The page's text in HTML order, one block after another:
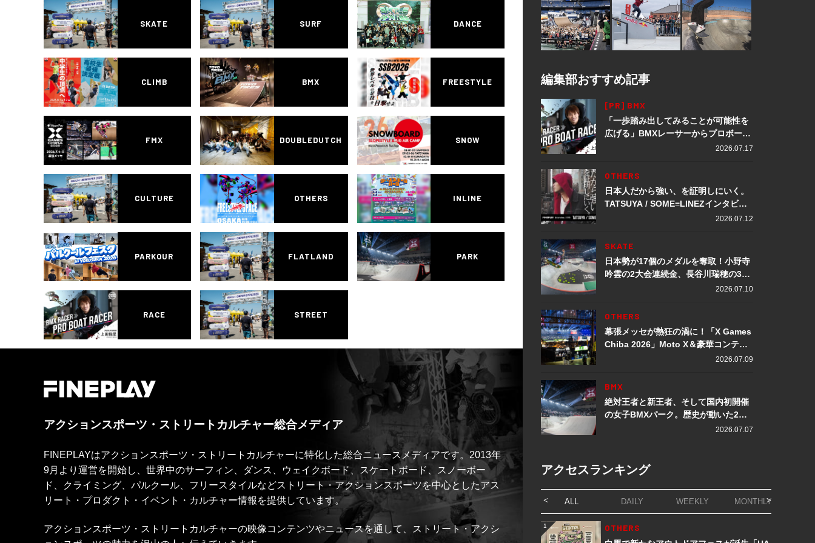
SKATE SURF DANCE
CLIMB BMX FREESTYLE
FMX DOUBLEDUTCH SNOW
CULTURE OTHERS INLINE
PARKOUR FLATLAND PARK
RACE STREET
アクションスポーツ・ストリートカルチャー総合メディア
FINEPLAYはアクションスポーツ・ストリートカルチャーに特化した総合ニュースメディアです。2013年
9月より運営を開始し、世界中のサーフィン、ダンス、ウェイクボード、スケートボード、スノーボー
ド、クライミング、パルクール、フリースタイルなどストリート・アクションスポーツを中心としたアス
リート・プロダクト・イベント・カルチャー情報を提供しています。
アクションスポーツ・ストリートカルチャーの映像コンテンツやニュースを通して、ストリート・アクシ
編集部おすすめ記事
[PR] BMX
「一歩踏み出してみることが可能性を
広げる」BMXレーサーからプロボート
レーサーへ転身。上田龍星が体現する
2026.07.17
OTHERS
日本人だから強い、を証明しにいく。
TATSUYA / SOME≡LINEZインタビュ
2026.07.12
SKATE
日本勢が17個のメダルを奪取！小野寺
吟雲の2大会連続金、長谷川瑞穂の3メ
ダル獲得など数々の快挙をプレイバッ
2026.07.10
OTHERS
幕張メッセが熱狂の渦に！「X Games
Chiba 2026」Moto X＆豪華コンテン
2026.07.09
BMX
絶対王者と新王者、そして国内初開催
の女子BMXパーク。歴史が動いた2日
2026.07.07
アクセスランキング
ALL DAILY WEEKLY MONTHLY
1 OTHERS